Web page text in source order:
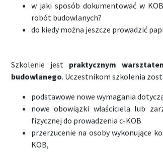
w jaki sposób dokumentować w
robót budowlanych?
do kiedy można jeszcze prowadzić
Szkolenie jest praktycznym
budowlanego. Uczestnikom szkolenia
podstawowe nowe wymagania
nowe obowiązki właściciela lub
fizycznej do prowadzenia c-KOB
przerzucenie na osoby wykonujące
KOB,